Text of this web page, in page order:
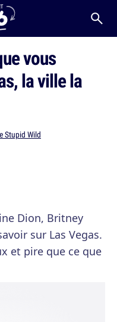
vous
la ville la
Stupid Wild
Dion, Britney
sur Las Vegas.
et pire que ce que